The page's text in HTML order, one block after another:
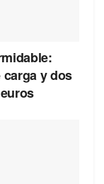
carga y dos